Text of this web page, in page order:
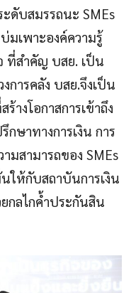
ดับสมรรถนะ SMEs
มเพาะองค์ความรู้
ที่สำคัญ บสย. เป็น
การคลัง บสย.จึงเป็น
งโอกาสการเข้าถึง
ษาทางการเงิน การ
มสามารถของ SMEs
ให้กับสถาบันการเงิน
กลไกค้ำประกันสิน